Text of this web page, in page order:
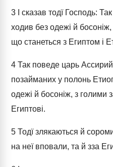
3 І сказав тодї Господь:
ходив без одежі й
що станеться з Египтом і
4 Так поведе царь
позайманих у полонь
одежі й босоніж, з
Египтові.
5 Тодї злякаються й
на неї вповали, та й зза